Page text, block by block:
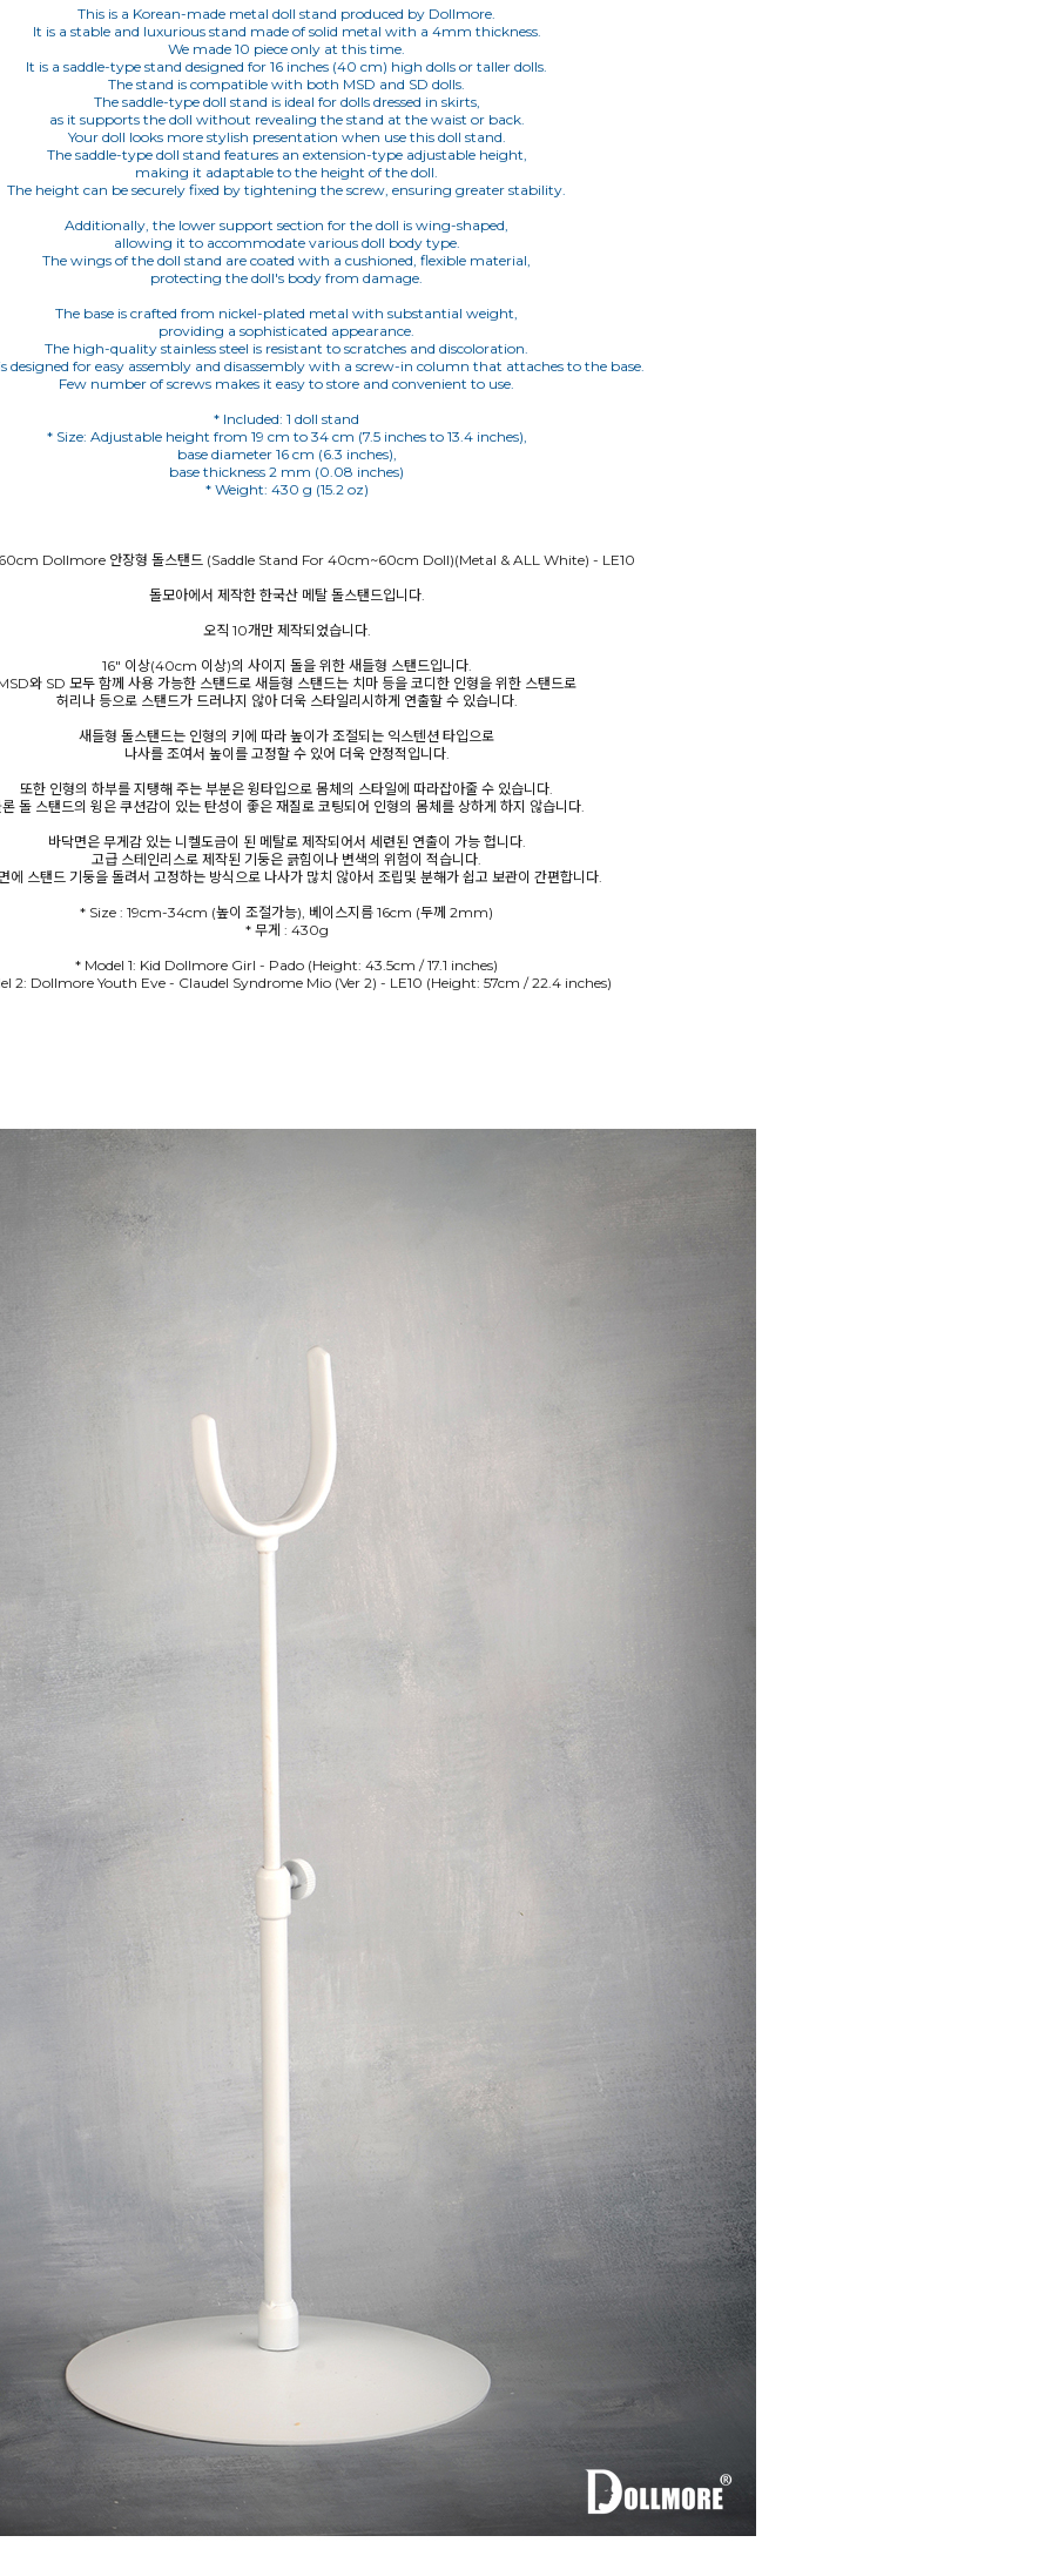
This is a Korean-made metal doll stand produced by Dollmore.
It is a stable and luxurious stand made of solid metal with a 4mm thickness.
We made 10 piece only at this time.
It is a saddle-type stand designed for 16 inches (40 cm) high dolls or taller dolls.
The stand is compatible with both MSD and SD dolls.
The saddle-type doll stand is ideal for dolls dressed in skirts,
as it supports the doll without revealing the stand at the waist or back.
Your doll looks more stylish presentation when use this doll stand.
The saddle-type doll stand features an extension-type adjustable height,
making it adaptable to the height of the doll.
The height can be securely fixed by tightening the screw, ensuring greater stability.
Additionally, the lower support section for the doll is wing-shaped,
allowing it to accommodate various doll body type.
The wings of the doll stand are coated with a cushioned, flexible material,
protecting the doll's body from damage.
The base is crafted from nickel-plated metal with substantial weight,
providing a sophisticated appearance.
The high-quality stainless steel is resistant to scratches and discoloration.
designed for easy assembly and disassembly with a screw-in column that attaches to the base.
Few number of screws makes it easy to store and convenient to use.
* Included: 1 doll stand
* Size: Adjustable height from 19 cm to 34 cm (7.5 inches to 13.4 inches),
base diameter 16 cm (6.3 inches),
base thickness 2 mm (0.08 inches)
* Weight: 430 g (15.2 oz)
Dollmore 안장형 돌스탠드 (Saddle Stand For 40cm~60cm Doll)(Metal & ALL White) - LE10
돌모아에서 제작한 한국산 메탈 돌스탠드입니다.
오직 10개만 제작되었습니다.
16" 이상(40cm 이상)의 사이지 돌을 위한 새들형 스탠드입니다.
와 SD 모두 함께 사용 가능한 스탠드로 새들형 스탠드는 치마 등을 코디한 인형을 위한 스탠드로
허리나 등으로 스탠드가 드러나지 않아 더욱 스타일리시하게 연출할 수 있습니다.
새들형 돌스탠드는 인형의 키에 따라 높이가 조절되는 익스텐션 타입으로
나사를 조여서 높이를 고정할 수 있어 더욱 안정적입니다.
또한 인형의 하부를 지탱해 주는 부분은 윙타입으로 몸체의 스타일에 따라잡아줄 수 있습니다.
돌 스탠드의 윙은 쿠션감이 있는 탄성이 좋은 재질로 코팅되어 인형의 몸체를 상하게 하지 않습니다.
바닥면은 무게감 있는 니켈도금이 된 메탈로 제작되어서 세련된 연출이 가능 헙니다.
고급 스테인리스로 제작된 기둥은 긁힘이나 변색의 위험이 적습니다.
에 스탠드 기둥을 돌려서 고정하는 방식으로 나사가 많치 않아서 조립및 분해가 쉽고 보관이 간편합니다.
* Size : 19cm-34cm (높이 조절가능), 베이스지름 16cm (두께 2mm)
* 무게 : 430g
* Model 1: Kid Dollmore Girl - Pado (Height: 43.5cm / 17.1 inches)
2: Dollmore Youth Eve - Claudel Syndrome Mio (Ver 2) - LE10 (Height: 57cm / 22.4 inches)